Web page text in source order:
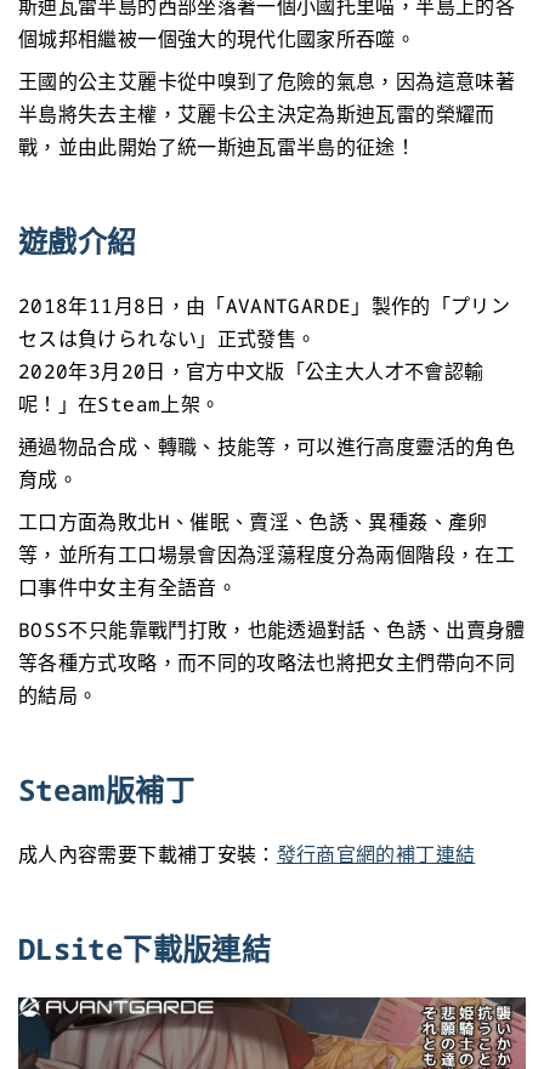
斯迪瓦雷半島的西部坐落著一個小國托里喵，半島上的各
個城邦相繼被一個強大的現代化國家所吞噬。
王國的公主艾麗卡從中嗅到了危險的氣息，因為這意味著
半島將失去主權，艾麗卡公主決定為斯迪瓦雷的榮耀而
戰，並由此開始了統一斯迪瓦雷半島的征途！
遊戲介紹
2018年11月8日，由「AVANTGARDE」製作的「プリン
セスは負けられない」正式發售。
2020年3月20日，官方中文版「公主大人才不會認輸
呢！」在Steam上架。
通過物品合成、轉職、技能等，可以進行高度靈活的角色
育成。
工口方面為敗北H、催眠、賣淫、色誘、異種姦、產卵
等，並所有工口場景會因為淫蕩程度分為兩個階段，在工
口事件中女主有全語音。
BOSS不只能靠戰鬥打敗，也能透過對話、色誘、出賣身體
等各種方式攻略，而不同的攻略法也將把女主們帶向不同
的結局。
Steam版補丁
成人內容需要下載補丁安裝： 發行商官網的補丁連結
DLsite下載版連結